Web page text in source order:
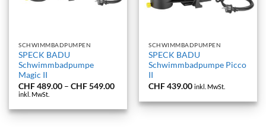
SCHWIMMBADPUMPEN
SPECK BADU
Schwimmbadpumpe
Magic II
CHF489.00 –CHF549.00Preisspanne:
CHF 549.00
inkl. MwSt.
SCHWIMMBADPUMPEN
SPECK BADU
Schwimmbadpumpe Picco
II
CHF439.00 inkl. MwSt.